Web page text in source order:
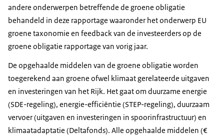
andere onderwerpen betreffende de groene obligatie
behandeld in deze rapportage waaronder het onderwerp EU
groene taxonomie en feedback van de investeerders op de
groene obligatie rapportage van vorig jaar.
De opgehaalde middelen van de groene obligatie worden
toegerekend aan groene ofwel klimaat gerelateerde uitgaven
en investeringen van het Rijk. Het gaat om duurzame energie
(SDE-regeling), energie-efficiëntie (STEP-regeling), duurzaam
vervoer (uitgaven en investeringen in spoorinfrastructuur) en
klimaatadaptatie (Deltafonds). Alle opgehaalde middelen (€